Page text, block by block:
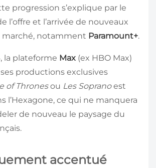
progression s’explique par le
l’offre et l’arrivée de nouveaux
marché, notamment Paramount+.
la plateforme Max (ex HBO Max)
productions exclusives
of Thronesou Les Sopranoest
l’Hexagone, ce qui ne manquera
de nouveau le paysage du
accentué